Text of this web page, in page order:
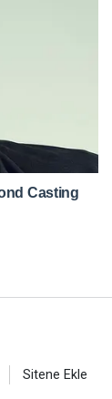
Sitene Ekle